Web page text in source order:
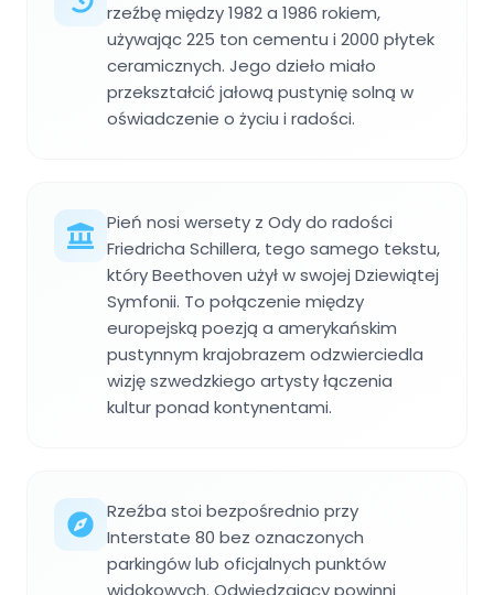
rzeźbę między 1982 a 1986 rokiem,
używając 225 ton cementu i 2000 płytek
ceramicznych. Jego dzieło miało
przekształcić jałową pustynię solną w
oświadczenie o życiu i radości.
Pień nosi wersety z Ody do radości
Friedricha Schillera, tego samego tekstu,
który Beethoven użył w swojej Dziewiątej
Symfonii. To połączenie między
europejską poezją a amerykańskim
pustynnym krajobrazem odzwierciedla
wizję szwedzkiego artysty łączenia
kultur ponad kontynentami.
Rzeźba stoi bezpośrednio przy
Interstate 80 bez oznaczonych
parkingów lub oficjalnych punktów
widokowych. Odwiedzający powinni